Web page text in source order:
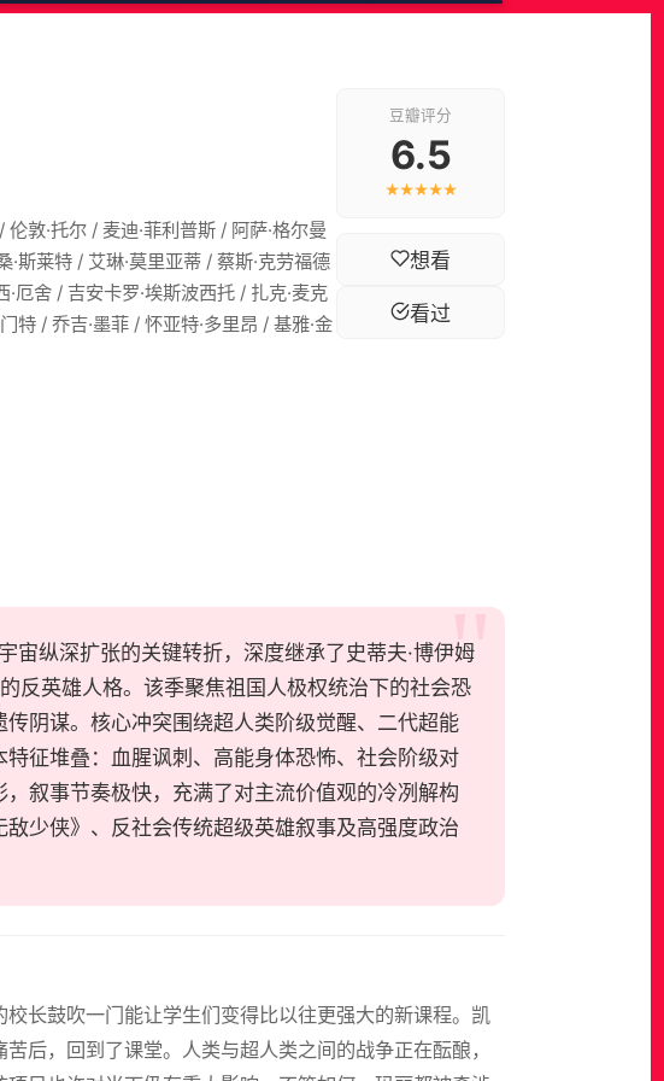
敦·托尔 / 麦迪·菲利普斯 / 阿萨·格尔曼
·斯莱特 / 艾琳·莫里亚蒂 / 蔡斯·克劳福德
厄舍 / 吉安卡罗·埃斯波西托 / 扎克·麦克
特 / 乔吉·墨菲 / 怀亚特·多里昂 / 基雅·金
豆瓣评分
6.5
★★★★★
想看
看过
宙纵深扩张的关键转折，深度继承了史蒂夫·博伊姆
反英雄人格。该季聚焦祖国人极权统治下的社会恐
阴谋。核心冲突围绕超人类阶级觉醒、二代超能
征堆叠：血腥讽刺、高能身体恐怖、社会阶级对
叙事节奏极快，充满了对主流价值观的冷冽解构
少侠》、反社会传统超级英雄叙事及高强度政治
长鼓吹一门能让学生们变得比以往更强大的新课程。凯
后，回到了课堂。人类与超人类之间的战争正在酝酿，